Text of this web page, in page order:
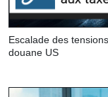
Escalade des
douane US